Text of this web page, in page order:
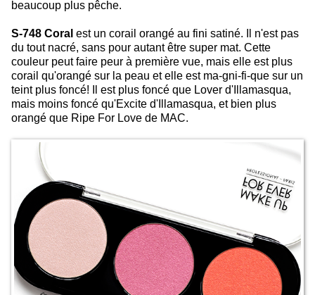
beaucoup plus pêche.
S-748 Coral est un corail orangé au fini satiné. Il n'est pas
du tout nacré, sans pour autant être super mat. Cette
couleur peut faire peur à première vue, mais elle est plus
corail qu'orangé sur la peau et elle est ma-gni-fi-que sur un
teint plus foncé! Il est plus foncé que Lover d'Illamasqua,
mais moins foncé qu'Excite d'Illamasqua, et bien plus
orangé que Ripe For Love de MAC.